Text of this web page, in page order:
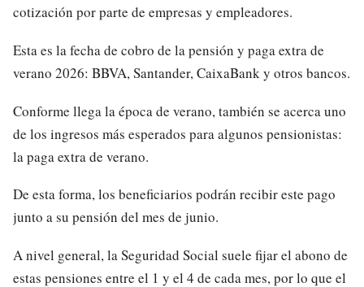
cotización por parte de empresas y empleadores.
Esta es la fecha de cobro de la pensión y paga extra de
verano 2026: BBVA, Santander, CaixaBank y otros bancos.
Conforme llega la época de verano, también se acerca uno
de los ingresos más esperados para algunos pensionistas:
la paga extra de verano.
De esta forma, los beneficiarios podrán recibir este pago
junto a su pensión del mes de junio.
A nivel general, la Seguridad Social suele fijar el abono de
estas pensiones entre el 1 y el 4 de cada mes, por lo que el